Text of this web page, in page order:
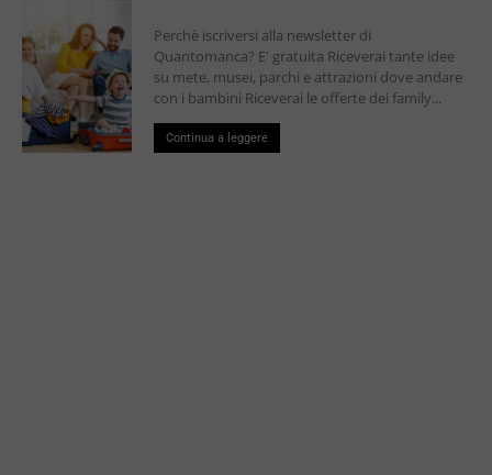
Perchè iscriversi alla newsletter di
Quantomanca? E' gratuita Riceverai tante idee
su mete, musei, parchi e attrazioni dove andare
con i bambini Riceverai le offerte dei family...
Continua a leggere